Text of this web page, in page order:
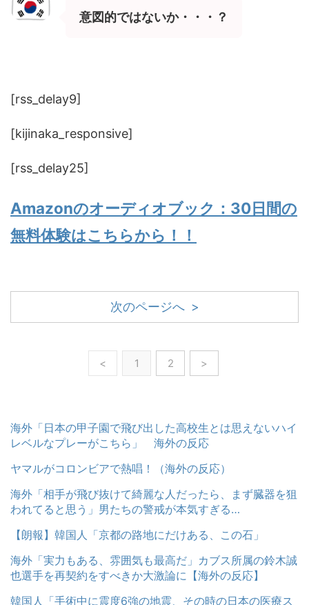
意図的ではないか・・・？
[rss_delay9]
[kijinaka_responsive]
[rss_delay25]
Amazonのオーディオブック：30日間の
無料体験はこちらから！！
次のページへ >
< 1 2 >
海外「日本の甲子園で飛び出した高校生とは思えないハイ
レベルなプレーがこちら」 海外の反応
ヤマルがコロンビアで熱唱！（海外の反応）
海外「相手が飛び抜けて綺麗な人だったら、まず臓器を狙
われてると思う」男たちの警戒が本気すぎる…
【朗報】韓国人「京都の路地にだけある、この石」
海外「実力もある、雰囲気も最高だ」カブス所属の鈴木誠
也選手を再契約をすべきか大激論に【海外の反応】
韓国人「手術中に震度6強の地震、その時の日本の医療ス